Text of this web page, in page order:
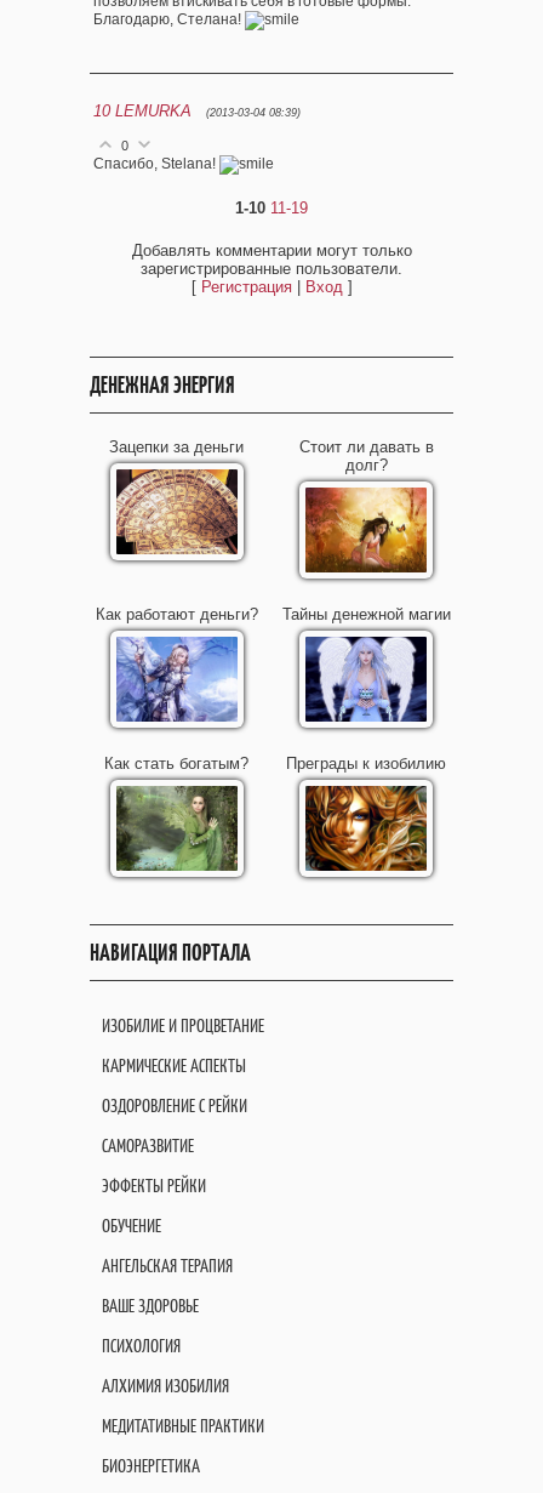
Благодарю, Стелана!
10 LEMURKA (2013-03-04 08:39)
0
Спасибо, Stelana!
1-10 11-19
Добавлять комментарии могут только
зарегистрированные пользователи.
[ Регистрация| Вход]
ДЕНЕЖНАЯ ЭНЕРГИЯ
Зацепки за деньги
Стоит ли давать в
долг?
Как работают деньги? Тайны денежной магии
Как стать богатым? Преграды к изобилию
НАВИГАЦИЯ ПОРТАЛА
ИЗОБИЛИЕ И ПРОЦВЕТАНИЕ
КАРМИЧЕСКИЕ АСПЕКТЫ
ОЗДОРОВЛЕНИЕ С РЕЙКИ
САМОРАЗВИТИЕ
ЭФФЕКТЫ РЕЙКИ
ОБУЧЕНИЕ
АНГЕЛЬСКАЯ ТЕРАПИЯ
ВАШЕ ЗДОРОВЬЕ
ПСИХОЛОГИЯ
АЛХИМИЯ ИЗОБИЛИЯ
МЕДИТАТИВНЫЕ ПРАКТИКИ
БИОЭНЕРГЕТИКА